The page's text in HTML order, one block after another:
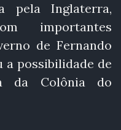
pela Inglaterra,
importantes
de Fernando
a possibilidade de
da Colônia do